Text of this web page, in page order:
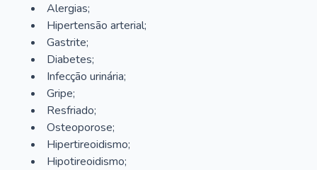
Alergias;
Hipertensão arterial;
Gastrite;
Diabetes;
Infecção urinária;
Gripe;
Resfriado;
Osteoporose;
Hipertireoidismo;
Hipotireoidismo;